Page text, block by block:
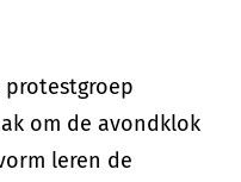
protestgroep
om de avondklok
leren de